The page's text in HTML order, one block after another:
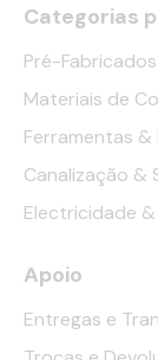
Categorias
Pré-Fabricados
Materiais de
Ferramentas &
Canalização &
Electricidade
Apoio
Entregas e